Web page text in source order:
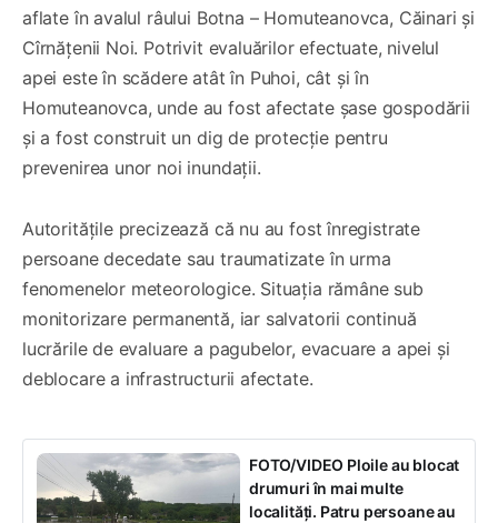
aflate în avalul râului Botna – Homuteanovca, Căinari și
Cîrnățenii Noi. Potrivit evaluărilor efectuate, nivelul
apei este în scădere atât în Puhoi, cât și în
Homuteanovca, unde au fost afectate șase gospodării
și a fost construit un dig de protecție pentru
prevenirea unor noi inundații.
Autoritățile precizează că nu au fost înregistrate
persoane decedate sau traumatizate în urma
fenomenelor meteorologice. Situația rămâne sub
monitorizare permanentă, iar salvatorii continuă
lucrările de evaluare a pagubelor, evacuare a apei și
deblocare a infrastructurii afectate.
FOTO/VIDEO Ploile au blocat
drumuri în mai multe
localități. Patru persoane au